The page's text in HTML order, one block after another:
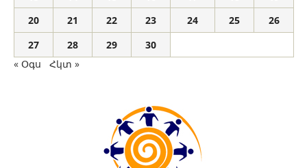
20
21 22 23 24 25
26
27
28 29
30
« Օգս
Հկտ »